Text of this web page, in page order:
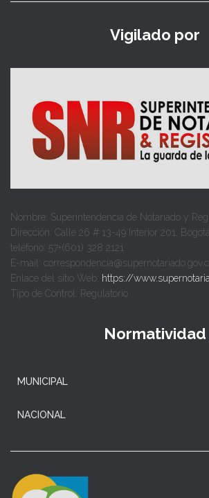
Vigilado por
Nombre: Superintendencia de Notariado y
Dirección: Calle 26 # 13-49 Interior 201,
teléfono: 57+(601) 328 2121
E-mail:
Enlace del sitio Web: https://
Tipo de Control: Regulatorio
Normatividad
MUNICIPAL
NACIONAL